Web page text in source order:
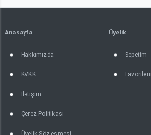
Anasayfa
Hakkımızda
KVKK
İletişim
Çerez Politikası
Üyelik
Sepetim